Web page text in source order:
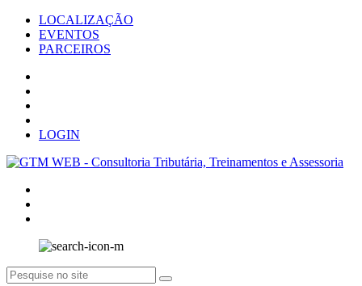
LOCALIZAÇÃO
EVENTOS
PARCEIROS
LOGIN